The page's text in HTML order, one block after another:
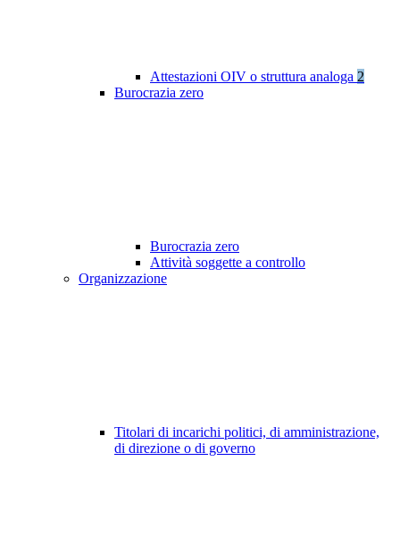
Attestazioni OIV o struttura analoga 2
Burocrazia zero
Burocrazia zero
Attività soggette a controllo
Organizzazione
Titolari di incarichi politici, di amministrazione,
di direzione o di governo